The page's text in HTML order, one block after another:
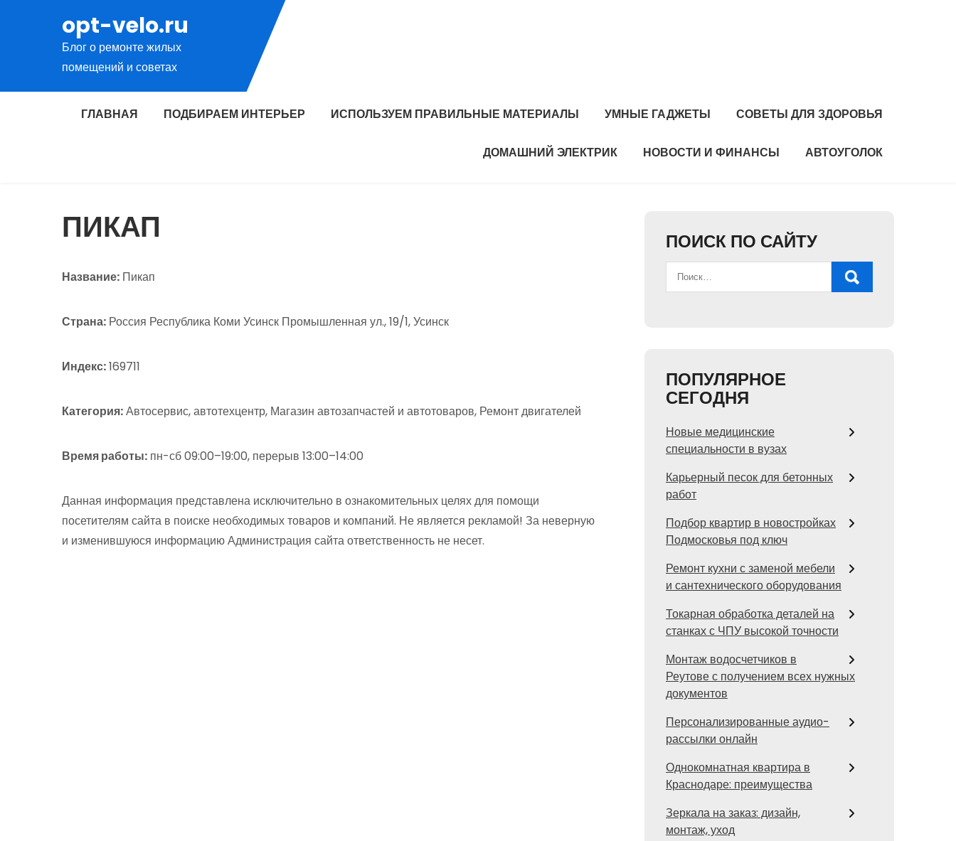
содержимому
opt-velo.ru
Блог о ремонте жилых
помещений и советах
ГЛАВНАЯ ПОДБИРАЕМ ИНТЕРЬЕР ИСПОЛЬЗУЕМ ПРАВИЛЬНЫЕ МАТЕРИАЛЫ УМНЫЕ ГАДЖЕТЫ СОВЕТЫ ДЛЯ ЗДОРОВЬЯ
ДОМАШНИЙ ЭЛЕКТРИК НОВОСТИ И ФИНАНСЫ АВТОУГОЛОК
ПИКАП
Название: Пикап
Страна: Россия Республика Коми Усинск Промышленная ул., 19/1, Усинск
Индекс:169711
Категория:Автосервис, автотехцентр, Магазин автозапчастей и автотоваров, Ремонт двигателей
Время работы: пн-сб 09:00–19:00, перерыв 13:00–14:00
Данная информация представлена исключительно в ознакомительных целях для помощи
посетителям сайта в поиске необходимых товаров и компаний. Не является рекламой! За неверную
и изменившуюся информацию Администрация сайта ответственность не несет.
ПОИСК ПО САЙТУ
ПОПУЛЯРНОЕ
СЕГОДНЯ
Новые медицинские
специальности в вузах
Карьерный песок для бетонных
работ
Подбор квартир в новостройках
Подмосковья под ключ
Ремонт кухни с заменой мебели
и сантехнического оборудования
Токарная обработка деталей на
станках с ЧПУ высокой точности
Монтаж водосчетчиков в
Реутове с получением всех нужных
документов
Персонализированные аудио-
рассылки онлайн
Однокомнатная квартира в
Краснодаре: преимущества
Зеркала на заказ: дизайн,
монтаж, уход